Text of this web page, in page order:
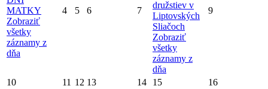
MATKY
Zobraziť
všetky
záznamy z
dňa
4 5 6 7
družstiev v
Liptovských
Sliačoch
Zobraziť
všetky
záznamy z
dňa
9
10 11 12 13 14 15 16